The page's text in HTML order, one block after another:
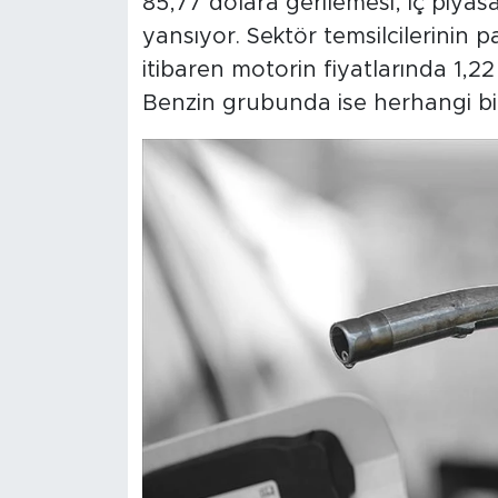
yansıyor. Sektör temsilcilerinin
itibaren motorin fiyatlarında
Benzin grubunda ise herhangi